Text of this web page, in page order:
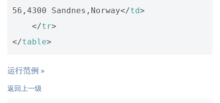
56,4300 Sandnes,Norway</td>
</tr>
</table>
运行范例 »
返回上一级